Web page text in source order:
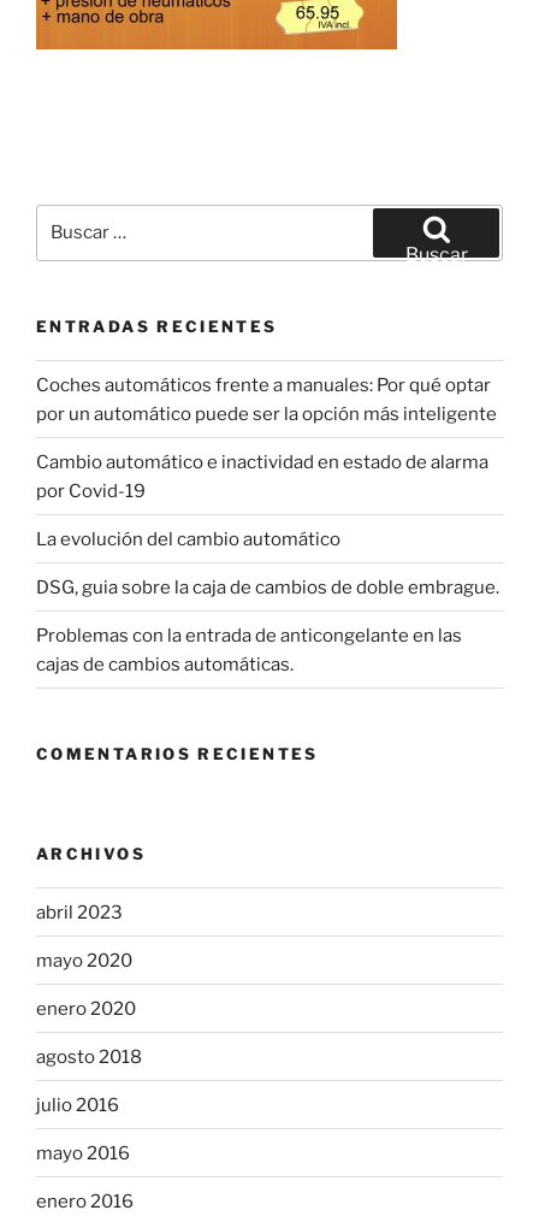
por:
Buscar
ENTRADAS RECIENTES
Coches automáticos frente a manuales: Por qué optar
por un automático puede ser la opción más inteligente
Cambio automático e inactividad en estado de alarma
por Covid-19
La evolución del cambio automático
DSG, guia sobre la caja de cambios de doble embrague.
Problemas con la entrada de anticongelante en las
cajas de cambios automáticas.
COMENTARIOS RECIENTES
ARCHIVOS
abril 2023
mayo 2020
enero 2020
agosto 2018
julio 2016
mayo 2016
enero 2016